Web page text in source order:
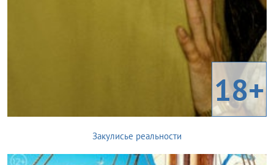
18+
Закулисье реальности